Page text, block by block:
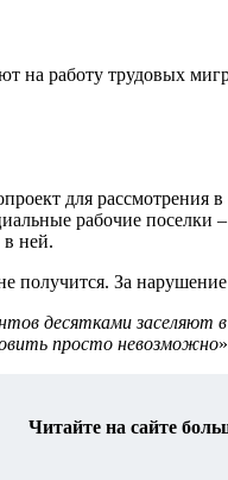
на работу трудовых
для рассмотрения
рабочие поселки
в ней.
получится. За
десятками заселяют
просто невозможно
Читайте на сайте